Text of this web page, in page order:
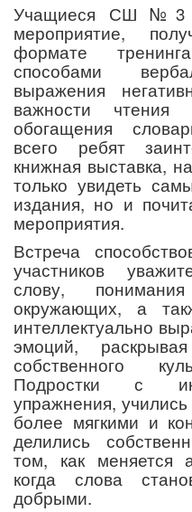
Учащиеся СШ №3 г
мероприятие,
формате
способами
выражения
важности
обогащения
всего ребят
книжная выставка,
только увидеть
издания, но и
мероприятия.
Встреча
участников
слову,
окружающих, а
интеллектуально
эмоций,
собственного
Подростки с
упражнения,
более мягкими и
делились
том, как меняется
когда слова
добрыми.